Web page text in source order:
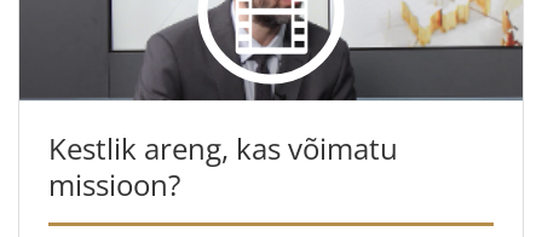
Kestlik areng, kas võimatu
missioon?